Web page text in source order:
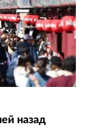
назад